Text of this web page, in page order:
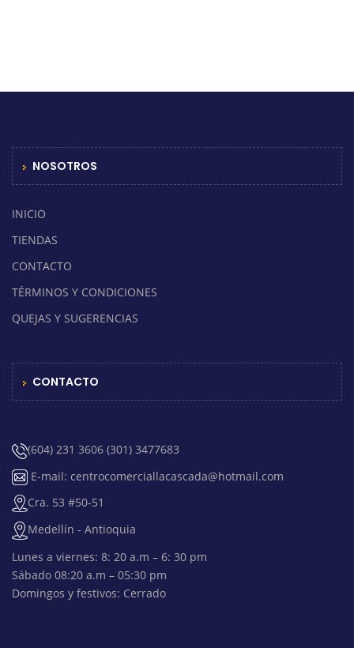
NOSOTROS
INICIO
TIENDAS
CONTACTO
TÉRMINOS Y CONDICIONES
QUEJAS Y SUGERENCIAS
CONTACTO
(604) 231 3606 (301) 3477683
E-mail: centrocomerciallacascada@hotmail.com
Cra. 53 #50-51
Medellín - Antioquia
Lunes a viernes: 8: 20 a.m – 6: 30 pm
Sábado 08:20 a.m – 05:30 pm
Domingos y festivos: Cerrado